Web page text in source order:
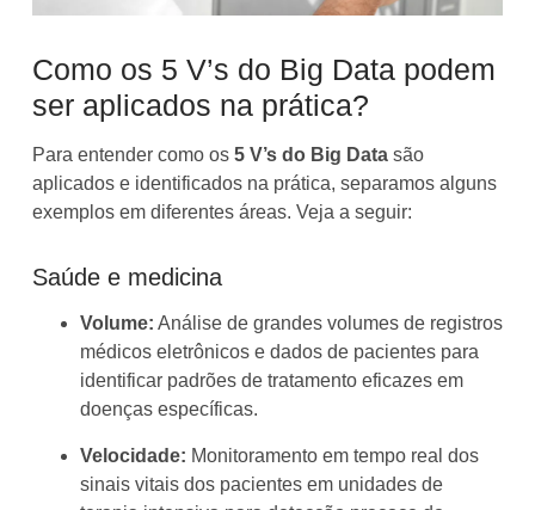
Como os 5 V’s do Big Data podem
ser aplicados na prática?
Para entender como os 5 V’s do Big Data são
aplicados e identificados na prática, separamos alguns
exemplos em diferentes áreas. Veja a seguir:
Saúde e medicina
Volume: Análise de grandes volumes de registros
médicos eletrônicos e dados de pacientes para
identificar padrões de tratamento eficazes em
doenças específicas.
Velocidade: Monitoramento em tempo real dos
sinais vitais dos pacientes em unidades de